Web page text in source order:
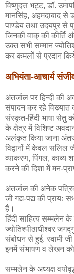
विष्णुदत्त भट्ट, डॉ.
मानसिंह, अहमदाबाद से
पाण्डेय तथा उदयपुर से
जिनकी वाक् की कीर्ति
उक्त सभी सम्मान
कर कमलों से प्रदान
अभियंता-आचार्य
अंतर्जाल पर हिन्दी की
संपादन कर रहे विख्यात
संस्कृत-हिंदी भाषा सेतु
के क्षेत्र में विशिष्ट
अलंकृत किया जाना
विद्वानों में केवल
व्याकरण, पिंगल, काव्य
करने की दिशा में मन-
अंतर्जाल की अनेक
जी गद्य-पद्य की
हैं।
हिंदी साहित्य सम्मलेन के
ज्योतिश्पीठाधीश्वर
संबोधन से हुई. स्वामी
इनमें संभाषण व लेखन
सम्मलेन के अध्यक्ष